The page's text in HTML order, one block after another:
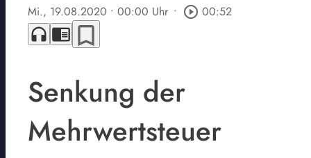
Mi., 19.08.2020 • 00:00 Uhr • play_circle_outline 00:52
headphones chrome_reader_mode bookmark_border
Senkung der
Mehrwertsteuer